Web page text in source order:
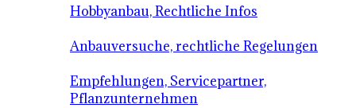
Hobbyanbau, Rechtliche Infos
Anbauversuche, rechtliche Regelungen
Empfehlungen, Servicepartner,
Pflanzunternehmen